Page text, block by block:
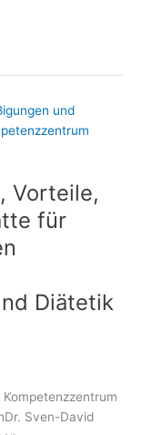
Vorteile,
für
Diätetik
Sven-David